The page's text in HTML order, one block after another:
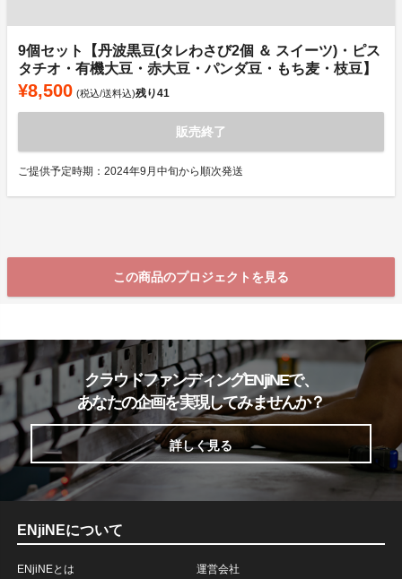
9個セット【丹波黒豆(タレわさび2個 ＆ スイーツ)・ピス
タチオ・有機大豆・赤大豆・パンダ豆・もち麦・枝豆】
¥8,500 (税込/送料込)残り41
販売終了
ご提供予定時期：2024年9月中旬から順次発送
この商品のプロジェクトを見る
クラウドファンディングENjiNEで、
あなたの企画を実現してみませんか？
詳しく見る
ENjiNEについて
ENjiNEとは 運営会社